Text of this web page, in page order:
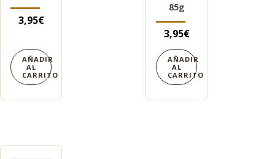
3,95€
AÑADIR
AL
CARRITO
85g
3,95€
AÑADIR
AL
CARRITO